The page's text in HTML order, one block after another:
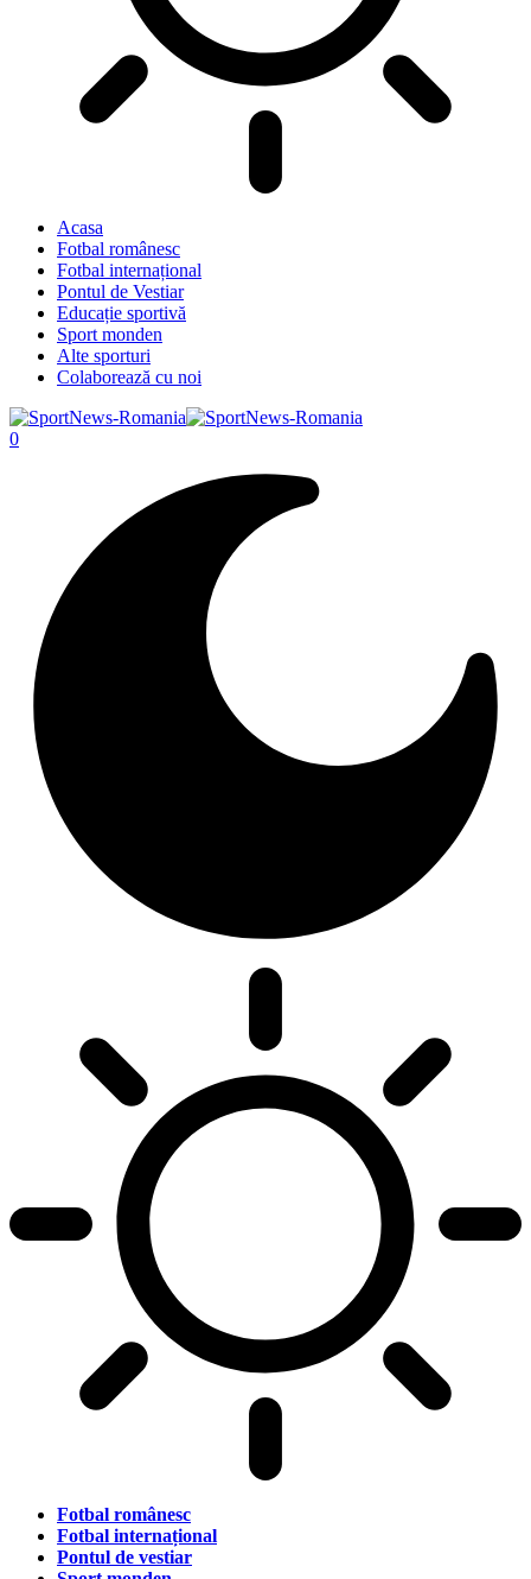
Acasa
Fotbal românesc
Fotbal internațional
Pontul de Vestiar
Educație sportivă
Sport monden
Alte sporturi
Colaborează cu noi
0
Fotbal românesc
Fotbal internațional
Pontul de vestiar